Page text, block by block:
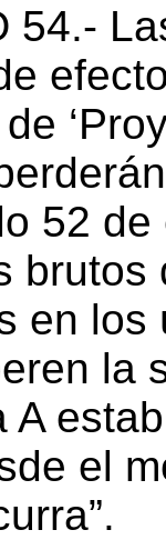
54.-
52
brutos
en los
la
A
el